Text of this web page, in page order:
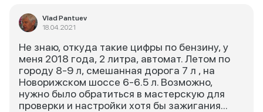
Vlad Pantuev
18.04.2021
Не знаю, откуда такие цифры по бензину, у
меня 2018 года, 2 литра, автомат. Летом по
городу 8-9 л, смешанная дорога 7 л , на
Новорижском шоссе 6-6.5 л. Возможно,
нужно было обратиться в мастерскую для
проверки и настройки хотя бы зажигания...